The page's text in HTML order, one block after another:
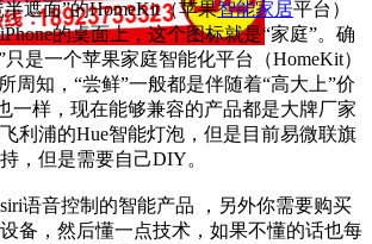
遮面”的HomeKit（苹果智能家居平台）
的桌面上，这个图标就是“家庭”。确
只是一个苹果家庭智能化平台（HomeKit）
周知，“尝鲜”一般都是伴随着“高大上”价
一样，现在能够兼容的产品都是大牌厂家
利浦的Hue智能灯泡，但是目前易微联旗
，但是需要自己DIY。
语音控制的智能产品 ，另外你需要购买
备，然后懂一点技术，如果不懂的话也每